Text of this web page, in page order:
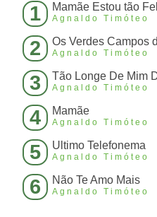
1 Mamãe Estou tão
Agnaldo Timóteo
2 Os Verdes Campos
Agnaldo Timóteo
3 Tão Longe De Mim
Agnaldo Timóteo
4 Mamãe
Agnaldo Timóteo
5 Ultimo Telefonema
Agnaldo Timóteo
6 Não Te Amo Mais
Agnaldo Timóteo